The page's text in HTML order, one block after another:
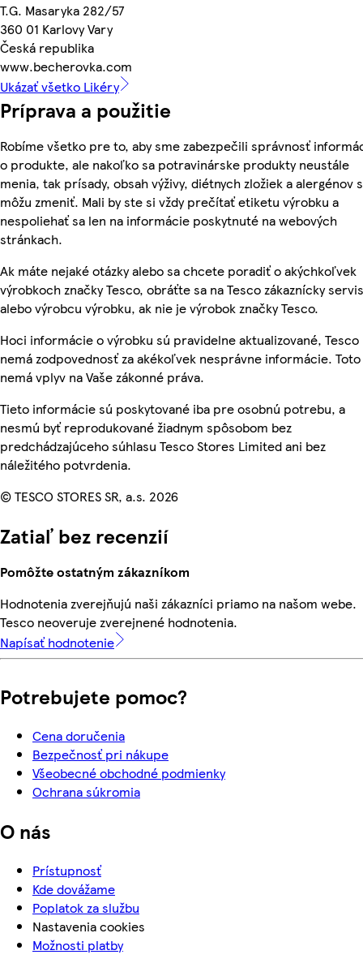
T.G. Masaryka 282/57
360 01 Karlovy Vary
Česká republika
www.becherovka.com
Ukázať všetko Likéry
Príprava a použitie
Robíme všetko pre to, aby sme zabezpečili správnosť
o produkte, ale nakoľko sa potravinárske produkty neustále
menia, tak prísady, obsah výživy, diétnych zložiek a alergénov
môžu zmeniť. Mali by ste si vždy prečítať etiketu výrobku a
nespoliehať sa len na informácie poskytnuté na webových
stránkach.
Ak máte nejaké otázky alebo sa chcete poradiť o akýchkoľvek
výrobkoch značky Tesco, obráťte sa na Tesco zákaznícky
alebo výrobcu výrobku, ak nie je výrobok značky Tesco.
Hoci informácie o výrobku sú pravidelne aktualizované, Tesco
nemá zodpovednosť za akékoľvek nesprávne informácie. Toto
nemá vplyv na Vaše zákonné práva.
Tieto informácie sú poskytované iba pre osobnú potrebu, a
nesmú byť reprodukované žiadnym spôsobom bez
predchádzajúceho súhlasu Tesco Stores Limited ani bez
náležitého potvrdenia.
© TESCO STORES SR, a.s. 2026
Zatiaľ bez recenzií
Pomôžte ostatným zákazníkom
Hodnotenia zverejňujú naši zákazníci priamo na našom webe.
Tesco neoveruje zverejnené hodnotenia.
Napísať hodnotenie
Potrebujete pomoc?
Cena doručenia
Bezpečnosť pri nákupe
Všeobecné obchodné podmienky
Ochrana súkromia
O nás
Prístupnosť
Kde dovážame
Poplatok za službu
Nastavenia cookies
Možnosti platby